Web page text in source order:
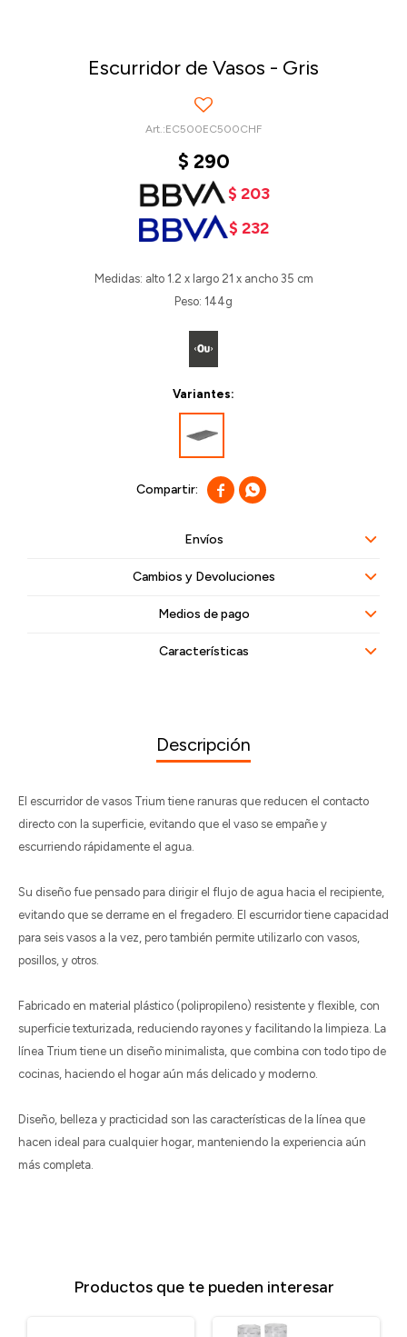
Escurridor de Vasos - Gris
EC500EC500CHF
$ 290
$ 203
$ 232
Medidas: alto 1.2 x largo 21 x ancho 35 cm
Peso: 144g
Variantes:
 
Envíos
Cambios y Devoluciones
Medios de pago
Características
Descripción
El escurridor de vasos Trium tiene ranuras que reducen el contacto
directo con la superficie, evitando que el vaso se empañe y
escurriendo rápidamente el agua.
Su diseño fue pensado para dirigir el flujo de agua hacia el recipiente,
evitando que se derrame en el fregadero. El escurridor tiene capacidad
para seis vasos a la vez, pero también permite utilizarlo con vasos,
posillos, y otros.
Fabricado en material plástico (polipropileno) resistente y flexible, con
superficie texturizada, reduciendo rayones y facilitando la limpieza. La
línea Trium tiene un diseño minimalista, que combina con todo tipo de
cocinas, haciendo el hogar aún más delicado y moderno.
Diseño, belleza y practicidad son las características de la línea que
hacen ideal para cualquier hogar, manteniendo la experiencia aún
más completa.
Productos que te pueden interesar